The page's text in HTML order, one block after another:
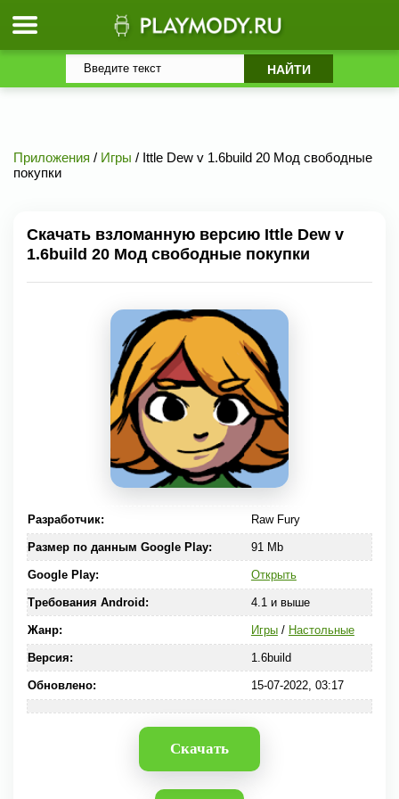
Приложения / Игры / Ittle Dew v 1.6build 20 Мод свободные
покупки
Скачать взломанную версию Ittle Dew v
1.6build 20 Мод свободные покупки
Разработчик: Raw Fury
Размер по данным Google Play: 91 Mb
Google Play: Открыть
Требования Android: 4.1 и выше
Жанр: Игры/ Настольные
Версия: 1.6build
Обновлено: 15-07-2022, 03:17
Скачать